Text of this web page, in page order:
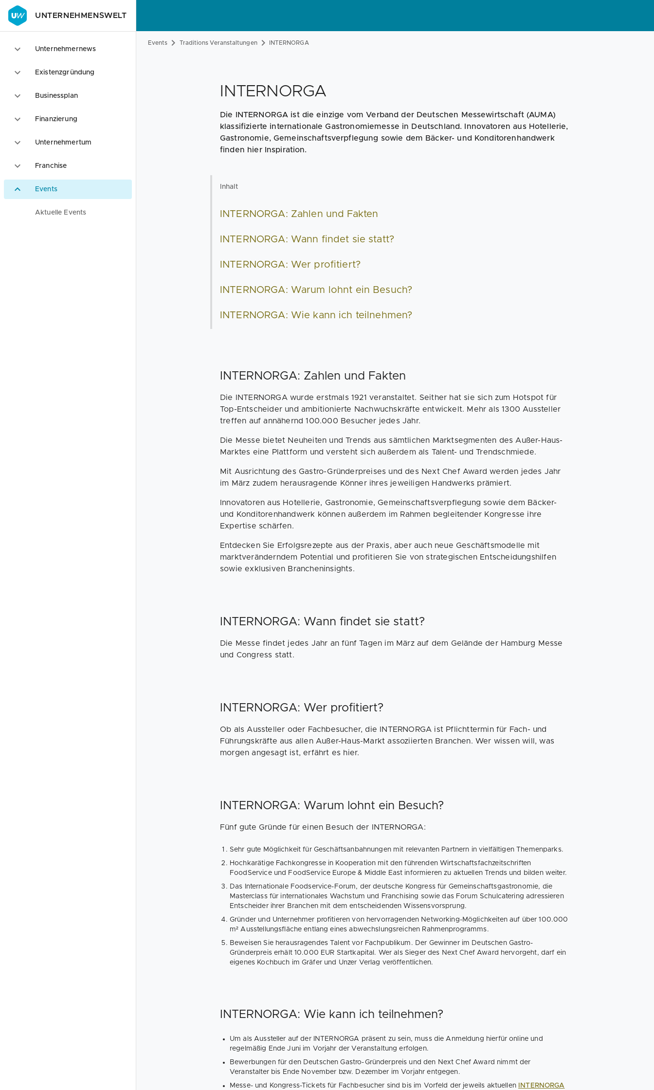
UNTERNEHMENSWELT
Unternehmernews
Existenzgründung
Businessplan
Finanzierung
Unternehmertum
Franchise
Events
Aktuelle Events
Events Traditions Veranstaltungen INTERNORGA
INTERNORGA
Die INTERNORGA ist die einzige vom Verband der Deutschen Messewirtschaft (AUMA)
klassifizierte internationale Gastronomiemesse in Deutschland. Innovatoren aus Hotellerie,
Gastronomie, Gemeinschaftsverpflegung sowie dem Bäcker- und Konditorenhandwerk
finden hier Inspiration.
Inhalt
INTERNORGA: Zahlen und Fakten
INTERNORGA: Wann findet sie statt?
INTERNORGA: Wer profitiert?
INTERNORGA: Warum lohnt ein Besuch?
INTERNORGA: Wie kann ich teilnehmen?
INTERNORGA: Zahlen und Fakten
Die INTERNORGA wurde erstmals 1921 veranstaltet. Seither hat sie sich zum Hotspot für
Top-Entscheider und ambitionierte Nachwuchskräfte entwickelt. Mehr als 1300 Aussteller
treffen auf annähernd 100.000 Besucher jedes Jahr.
Die Messe bietet Neuheiten und Trends aus sämtlichen Marktsegmenten des Außer-Haus-
Marktes eine Plattform und versteht sich außerdem als Talent- und Trendschmiede.
Mit Ausrichtung des Gastro-Gründerpreises und des Next Chef Award werden jedes Jahr
im März zudem herausragende Könner ihres jeweiligen Handwerks prämiert.
Innovatoren aus Hotellerie, Gastronomie, Gemeinschaftsverpflegung sowie dem Bäcker-
und Konditorenhandwerk können außerdem im Rahmen begleitender Kongresse ihre
Expertise schärfen.
Entdecken Sie Erfolgsrezepte aus der Praxis, aber auch neue Geschäftsmodelle mit
marktveränderndem Potential und profitieren Sie von strategischen Entscheidungshilfen
sowie exklusiven Brancheninsights.
INTERNORGA: Wann findet sie statt?
Die Messe findet jedes Jahr an fünf Tagen im März auf dem Gelände der Hamburg Messe
und Congress statt.
INTERNORGA: Wer profitiert?
Ob als Aussteller oder Fachbesucher, die INTERNORGA ist Pflichttermin für Fach- und
Führungskräfte aus allen Außer-Haus-Markt assoziierten Branchen. Wer wissen will, was
morgen angesagt ist, erfährt es hier.
INTERNORGA: Warum lohnt ein Besuch?
Fünf gute Gründe für einen Besuch der INTERNORGA:
Sehr gute Möglichkeit für Geschäftsanbahnungen mit relevanten Partnern in vielfältigen Themenparks.
Hochkarätige Fachkongresse in Kooperation mit den führenden Wirtschaftsfachzeitschriften
FoodService und FoodService Europe & Middle East informieren zu aktuellen Trends und bilden weiter.
Das Internationale Foodservice-Forum, der deutsche Kongress für Gemeinschaftsgastronomie, die
Masterclass für internationales Wachstum und Franchising sowie das Forum Schulcatering adressieren
Entscheider ihrer Branchen mit dem entscheidenden Wissensvorsprung.
Gründer und Unternehmer profitieren von hervorragenden Networking-Möglichkeiten auf über 100.000
m² Ausstellungsfläche entlang eines abwechslungsreichen Rahmenprogramms.
Beweisen Sie herausragendes Talent vor Fachpublikum. Der Gewinner im Deutschen Gastro-
Gründerpreis erhält 10.000 EUR Startkapital. Wer als Sieger des Next Chef Award hervorgeht, darf ein
eigenes Kochbuch im Gräfer und Unzer Verlag veröffentlichen.
INTERNORGA: Wie kann ich teilnehmen?
Um als Aussteller auf der INTERNORGA präsent zu sein, muss die Anmeldung hierfür online und
regelmäßig Ende Juni im Vorjahr der Veranstaltung erfolgen.
Bewerbungen für den Deutschen Gastro-Gründerpreis und den Next Chef Award nimmt der
Veranstalter bis Ende November bzw. Dezember im Vorjahr entgegen.
Messe- und Kongress-Tickets für Fachbesucher sind bis im Vorfeld der jeweils aktuellen
INTERNORGA